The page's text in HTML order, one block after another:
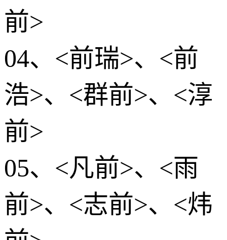
前>
04、<前瑞>、<前
浩>、<群前>、<淳
前>
05、<凡前>、<雨
前>、<志前>、<炜